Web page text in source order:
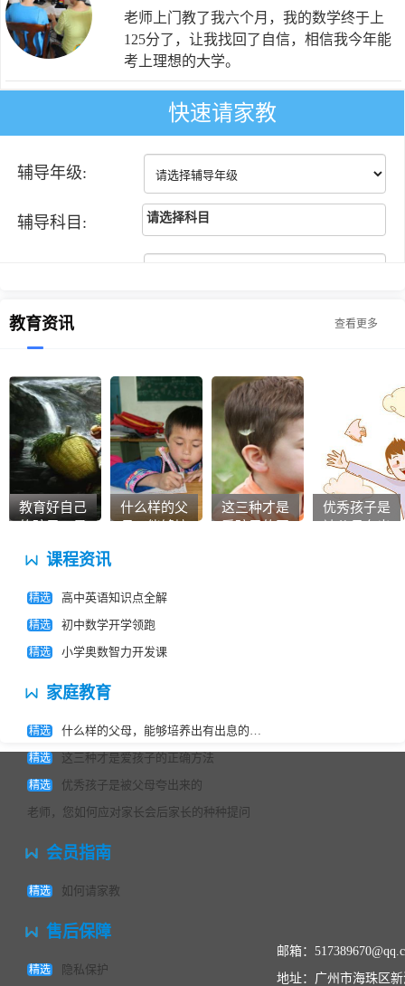
老师上门教了我六个月，我的数学终于上
125分了，让我找回了自信，相信我今年能
考上理想的大学。
于*阳同学 初三 物理
导到位，关注学生，真心为学生着想。
间，我对数学的学习的兴趣和自信提高了很
刘**同学 小学四年级 数学
老师讲的很详细，教课方法也很灵活。老师
讲过的知识点都能理解到位，就记得很牢
固。
夏**同学 高二 物理
题，直到我没有疑问过关为止。下课后，有
的回我的信息，为我解答疑问。开学到现在
考了2次数学，每次都有很大进步。真的非
快速请家教
辅导年级:
辅导科目: 请选择科目
手机号码:
客服电话
13434228527
客服微信
13434228527
教育资讯 查看更多
教育好自己
事业
什么样的父
你
这三种才是
优秀孩子是
课程资讯
精选 高中英语知识点全解
精选 初中数学开学领跑
精选 小学奥数智力开发课
家庭教育
精选 什么样的父母，能够培养出有出息的孩子？教育专家告诉你
精选 这三种才是爱孩子的正确方法
精选
优秀孩子是被父母夸出来的
老师，您如何应对家长会后家长的种种提问
会员指南
精选 如何请家教
售后保障
精选 隐私保护
邮箱：
地址：广州市海珠区